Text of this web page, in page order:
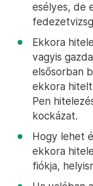
esélyes, de
Ekkora
vagyis
elsősorban
ekkora
Pen
kockázat.
Hogy lehet
ekkora
fiókja,